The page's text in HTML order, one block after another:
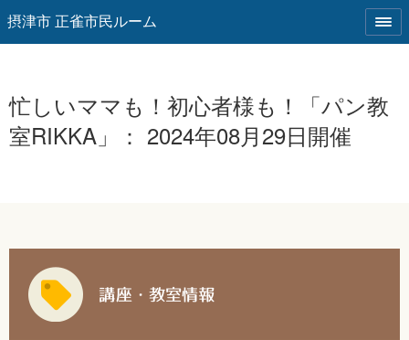
摂津市 正雀市民ルーム
忙しいママも！初心者様も！「パン教
室RIKKA」： 2024年08月29日開催